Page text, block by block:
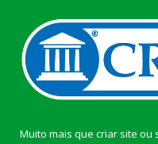
Muito mais que criar site ou